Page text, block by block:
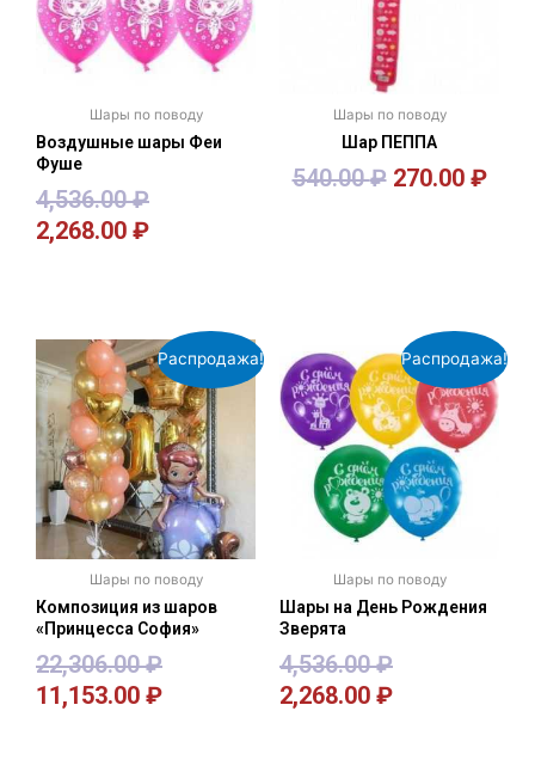
Шары по поводу
Воздушные шары Феи
Фуше
4,536.00₽
2,268.00 ₽
Шары по поводу
Шар ПЕППА
540.00₽ 270.00 ₽
Распродажа!
Шары по поводу
Композиция из шаров
«Принцесса София»
22,306.00₽
11,153.00 ₽
Распродажа!
Шары по поводу
Шары на День Рождения
Зверята
4,536.00₽
2,268.00 ₽